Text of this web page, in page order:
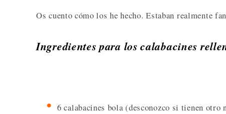
Os cuento cómo los he hecho. Estaban realmente
Ingredientes para los calabacines
6 calabacines bola (desconozco si tienen